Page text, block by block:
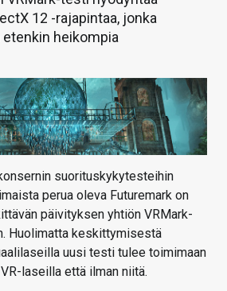
12 -rajapintaa, jonka
etenkin heikompia
suorituskykytesteihin
perua oleva Futuremark on
päivityksen yhtiön VRMark-
Huolimatta keskittymisestä
uusi testi tulee toimimaan
laseilla että ilman niitä.